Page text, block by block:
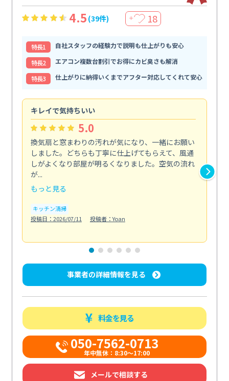
4.5 (39件) ＋ 18
特⻑1
自社スタッフの経験力で説明も仕上がりも安心
特⻑2
エアコン複数台割引でお得にカビ臭さも解消
特⻑3
仕上がりに納得いくまでアフター対応してくれて安心
キレイで気持ちいい
5.0
換気扇と窓まわりの汚れが気になり、一緒にお願い
しました。どちらも丁寧に仕上げてもらえて、風通
しがよくなり部屋が明るくなりました。空気の流れ
が...
もっと見る
キッチン清掃
投稿日：2026/07/11
投稿者：Yoan
事業者の詳細情報を見る
料金を見る
050-7562-0713
年中無休：8:30〜17:00
メールで相談する